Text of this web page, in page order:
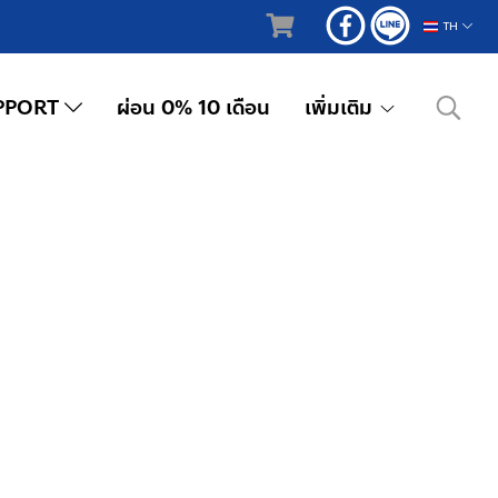
TH
ผ่อน 0% 10 เดือน เพิ่มเติม